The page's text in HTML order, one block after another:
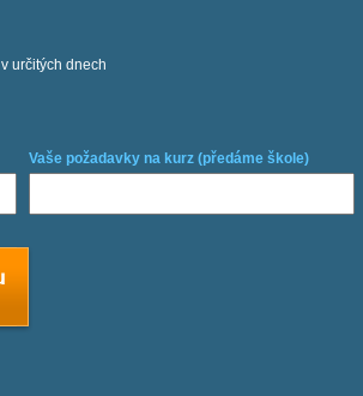
v určitých dnech
Vaše požadavky na kurz (předáme škole)